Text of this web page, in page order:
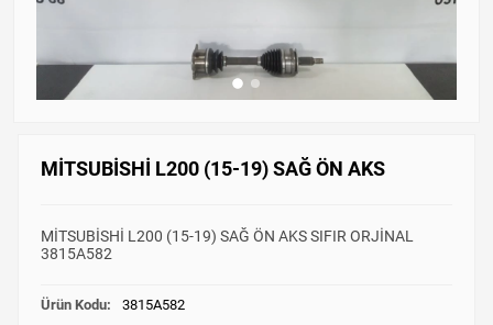
MİTSUBİSHİ L200 (15-19) SAĞ ÖN AKS
MİTSUBİSHİ L200 (15-19) SAĞ ÖN AKS SIFIR ORJİNAL
3815A582
Ürün Kodu: 3815A582